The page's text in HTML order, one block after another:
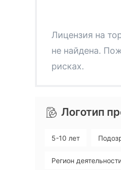
5
6
9
Лицензия на
не найдена.
рисках.
Логотип
5-10 лет
Регион